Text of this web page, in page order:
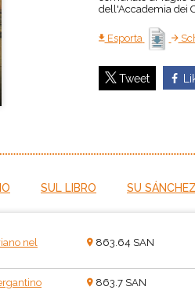
dell'Accademia dei
Esporta
Tweet
SUL LIBRO SU
nel
863.64 SAN
863.7 SAN